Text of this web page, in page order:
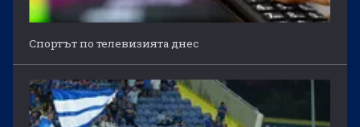
Спортът по телевизията днес